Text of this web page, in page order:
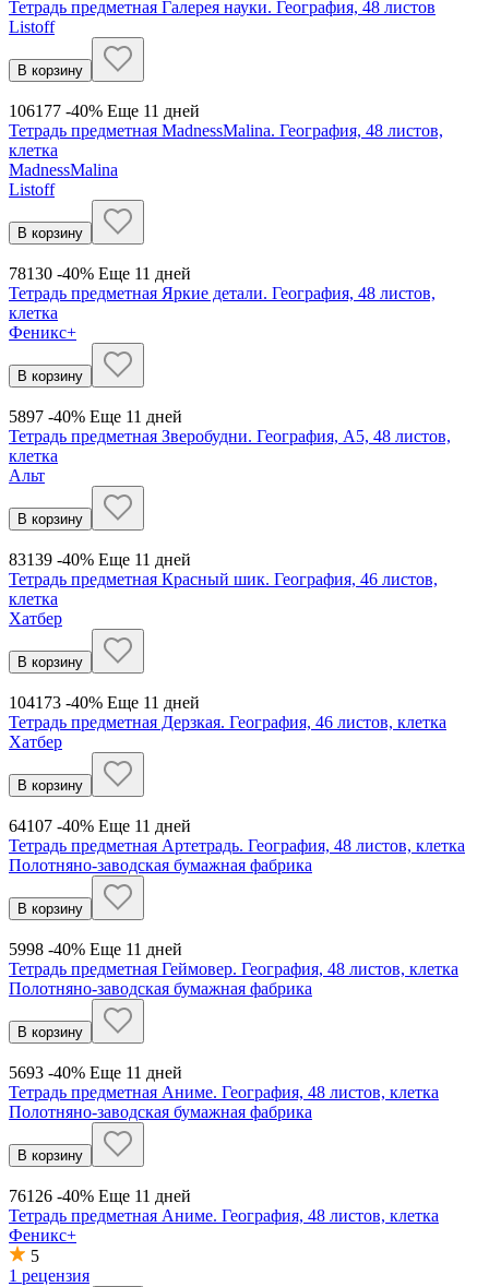
Тетрадь предметная Галерея науки. География, 48 листов
Listoff
В корзину
106177 -40% Еще 11 дней
Тетрадь предметная MadnessMalina. География, 48 листов,
клетка
MadnessMalina
Listoff
В корзину
78130 -40% Еще 11 дней
Тетрадь предметная Яркие детали. География, 48 листов,
клетка
Феникс+
В корзину
5897 -40% Еще 11 дней
Тетрадь предметная Зверобудни. География, А5, 48 листов,
клетка
Альт
В корзину
83139 -40% Еще 11 дней
Тетрадь предметная Красный шик. География, 46 листов,
клетка
Хатбер
В корзину
104173 -40% Еще 11 дней
Тетрадь предметная Дерзкая. География, 46 листов, клетка
Хатбер
В корзину
64107 -40% Еще 11 дней
Тетрадь предметная Артетрадь. География, 48 листов, клетка
Полотняно-заводская бумажная фабрика
В корзину
5998 -40% Еще 11 дней
Тетрадь предметная Геймовер. География, 48 листов, клетка
Полотняно-заводская бумажная фабрика
В корзину
5693 -40% Еще 11 дней
Тетрадь предметная Аниме. География, 48 листов, клетка
Полотняно-заводская бумажная фабрика
В корзину
76126 -40% Еще 11 дней
Тетрадь предметная Аниме. География, 48 листов, клетка
Феникс+
5
1 рецензия